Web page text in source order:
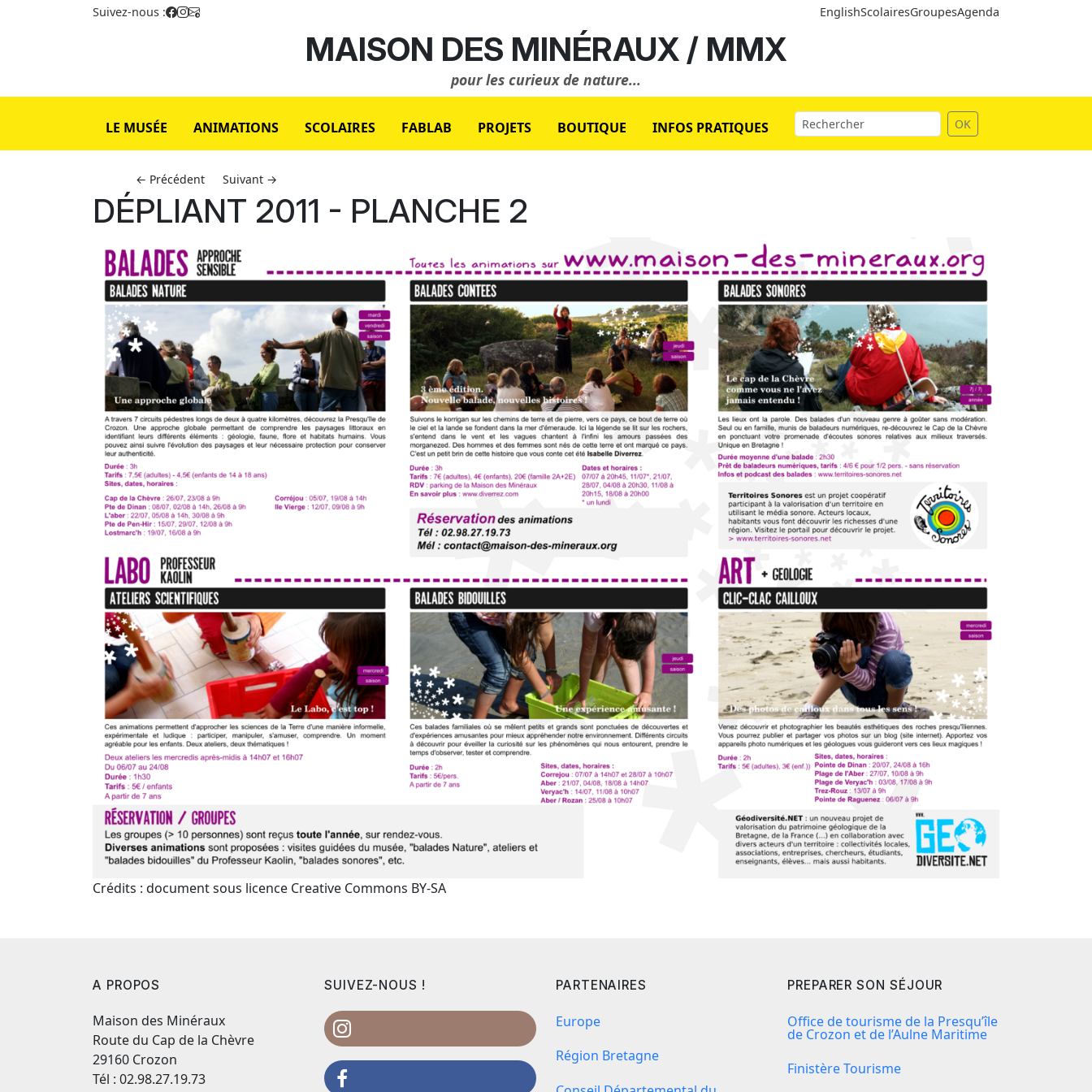
Suivez-nous : EnglishScolairesGroupesAgenda
MAISON DES MINÉRAUX / MMX
pour les curieux de nature...
LE MUSÉE ANIMATIONS SCOLAIRES FABLAB PROJETS BOUTIQUE INFOS PRATIQUES OK
← Précédent Suivant →
DÉPLIANT 2011 - PLANCHE 2
Crédits : document sous licence Creative Commons BY-SA
A PROPOS
Maison des Minéraux
Route du Cap de la Chèvre
29160 Crozon
Tél : 02.98.27.19.73
SUIVEZ-NOUS ! PARTENAIRES
Europe
Région Bretagne
PREPARER SON SÉJOUR
Office de tourisme de la Presqu’île
de Crozon et de l’Aulne Maritime
Finistère Tourisme